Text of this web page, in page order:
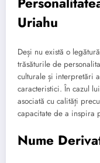
Uriahu
Deși nu există o
trăsăturile de
culturale și interpretări
caracteristici. În cazul
asociată cu calități
capacitate de a inspira
Nume